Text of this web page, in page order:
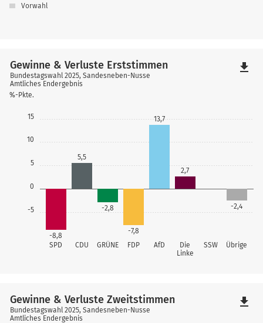
Vorwahl
-5
0
5
10
15
%-Pkte.
SPD CDU GRÜNE FDP AfD
Die
Linke
SSW Übrige
-8,8
5,5
-2,8
-7,8
13,7
2,7
-2,4
Gewinne & Verluste Erststimmen
Bundestagswahl 2025, Sandesneben-Nusse
Amtliches Endergebnis
file_download
Gewinne & Verluste Zweitstimmen
Bundestagswahl 2025, Sandesneben-Nusse
Amtliches Endergebnis
file_download